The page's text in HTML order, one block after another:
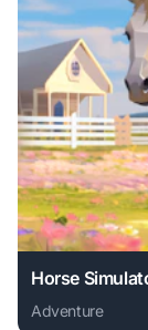
Horse
Adventure